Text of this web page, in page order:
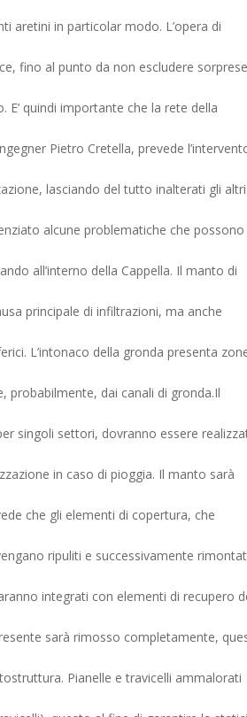
aretini in particolar modo. L’opera di
fino al punto da non escludere sorprese
quindi importante che la rete della
Pietro Cretella, prevede
lasciando del tutto inalterati gli altri
alcune problematiche che possono
all’interno della Cappella. Il manto di
principale di infiltrazioni, ma anche
L’intonaco della gronda presenta
probabilmente, dai canali di gronda.Il
singoli settori, dovranno essere
in caso di pioggia. Il manto sarà
che gli elementi di copertura, che
ripuliti e successivamente
integrati con elementi di recupero
sarà rimosso completamente,
Pianelle e travicelli ammalorati